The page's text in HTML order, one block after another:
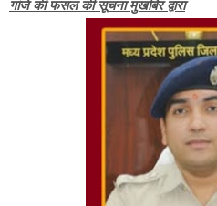
गांजे की फसल की सूचना मुखबिर द्वारा